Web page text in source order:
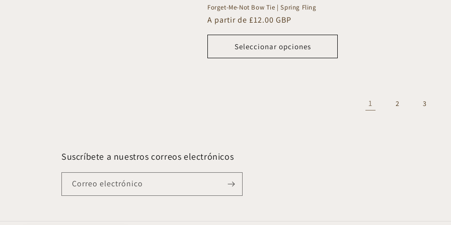
Forget-Me-Not Bow Tie | Spring Fling
Precio
A partir de £12.00 GBP
Seleccionar opciones
1 2 3
Suscríbete a nuestros correos electrónicos
Correo electrónico